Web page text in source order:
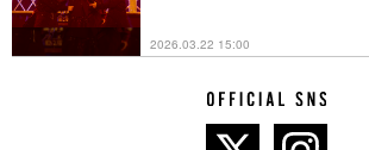
2026.03.22 15:00